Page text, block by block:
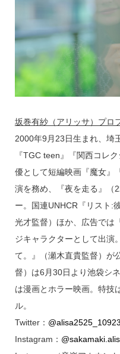
坂巻有紗（アリッサ）プロ
2000年9月23日生まれ、埼
『TGC teen』『関西コレ
優として短編映画『魔女』
演を務め、『夜を走る』（
ー。国連UNHCR『リスト:
光才監督）ほか、広告では
ジキャラクターとして出演
て。』（瀬木直貴監督）が
督）は6月30日より池袋シ
は漫画とホラー映画。特技
ル。
Twitter： @alisa2525_10923
Instagram：